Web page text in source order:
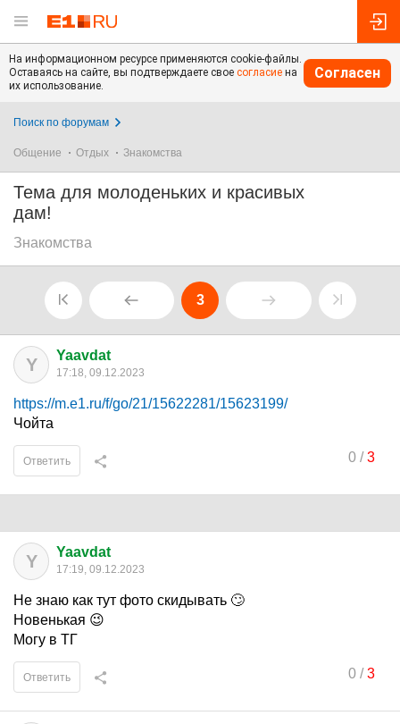
На информационном ресурсе применяются cookie-файлы.
Оставаясь на сайте, вы подтверждаете свое согласие на
их использование.
Согласен
Поиск по форумам
Общение Отдых Знакомства
Тема для молоденьких и красивых
дам!
Знакомства
3
Y Yaavdat
17:18, 09.12.2023
https://m.e1.ru/f/go/21/15622281/15623199/
Чойта
0/3
Ответить
Y Yaavdat
17:19, 09.12.2023
Не знаю как тут фото скидывать 🙄
Новенькая 😉
Могу в ТГ
0/3
Ответить